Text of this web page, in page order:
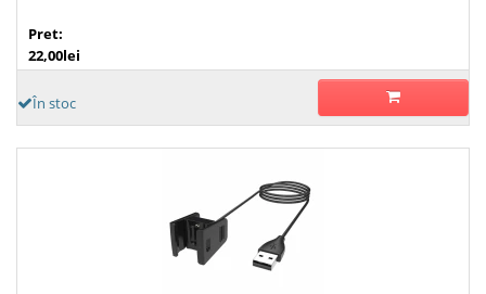
Pret:
22,00lei
În stoc